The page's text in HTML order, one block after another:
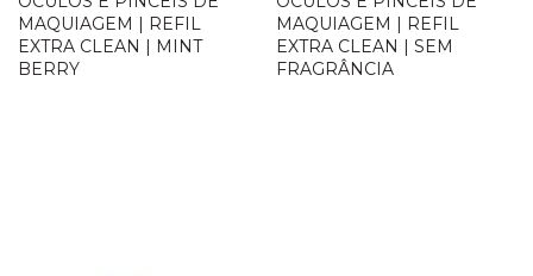
MAQUIAGEM | REFIL
EXTRA CLEAN | MINT
BERRY
MAQUIAGEM | REFIL
EXTRA CLEAN | SEM
FRAGRÂNCIA